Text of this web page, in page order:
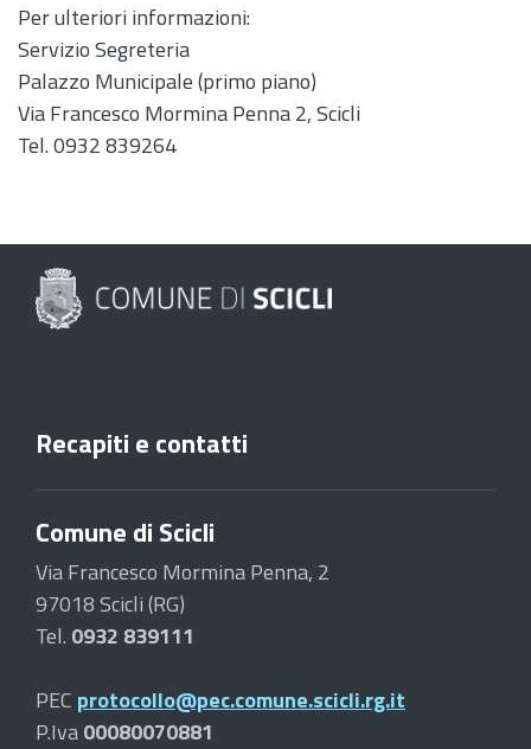
Per ulteriori informazioni:
Servizio Segreteria
Palazzo Municipale (primo piano)
Via Francesco Mormina Penna 2, Scicli
Tel. 0932 839264
Recapiti e contatti
Comune di Scicli
Via Francesco Mormina Penna, 2
97018 Scicli (RG)
Tel. 0932 839111
PEC protocollo@pec.comune.scicli.rg.it
P.Iva00080070881